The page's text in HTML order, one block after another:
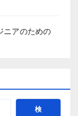
ニアのための
検